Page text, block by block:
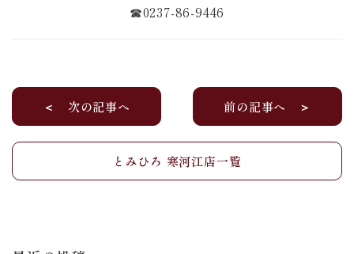
☎︎0237-86-9446
＜ 次の記事へ
とみひろ 寒河江店一覧
前の記事へ ＞